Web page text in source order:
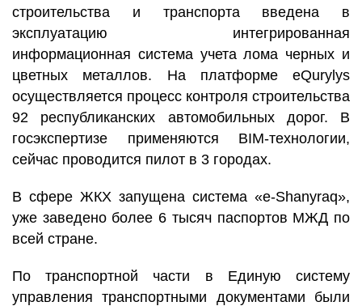
строительства и транспорта введена в
эксплуатацию интегрированная
информационная система учета лома черных и
цветных металлов. На платформе eQurylys
осуществляется процесс контроля строительства
92 республиканских автомобильных дорог. В
госэкспертизе применяются BIM-технологии,
сейчас проводится пилот в 3 городах.
В сфере ЖКХ запущена система «e-Shanyraq»,
уже заведено более 6 тысяч паспортов МЖД по
всей стране.
По транспортной части в Единую систему
управления транспортными документами были